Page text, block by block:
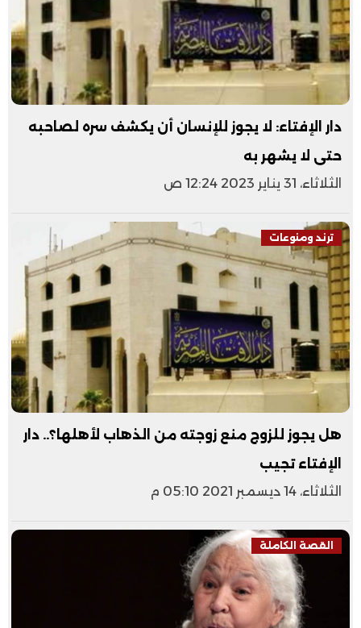
دار الإفتاء: لا يجوز للإنسان أن يكشف سره لصاحبه
حتى لا يشهر به
الثلاثاء، 31 يناير 2023 12:24 ص
ترند ومنوعات
هل يجوز للزوج منع زوجته من الذهاب لأهلها؟.. دار
الإفتاء تجيب
الثلاثاء، 14 ديسمبر 2021 05:10 م
القصة الكاملة